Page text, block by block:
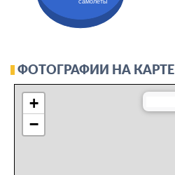
ФОТОГРАФИИ НА КАРТЕ
+
−